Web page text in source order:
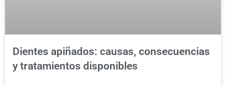
Dientes apiñados: causas, consecuencias
y tratamientos disponibles